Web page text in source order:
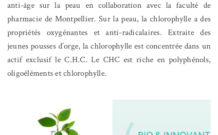
anti-âge sur la peau en collaboration avec la faculté de
pharmacie de Montpellier. Sur la peau, la chlorophylle a des
propriétés oxygénantes et anti-radicalaires. Extraite des
jeunes pousses d’orge, la chlorophylle est concentrée dans un
actif exclusif le C.H.C. Le CHC est riche en polyphénols,
oligoéléments et chlorophylle.